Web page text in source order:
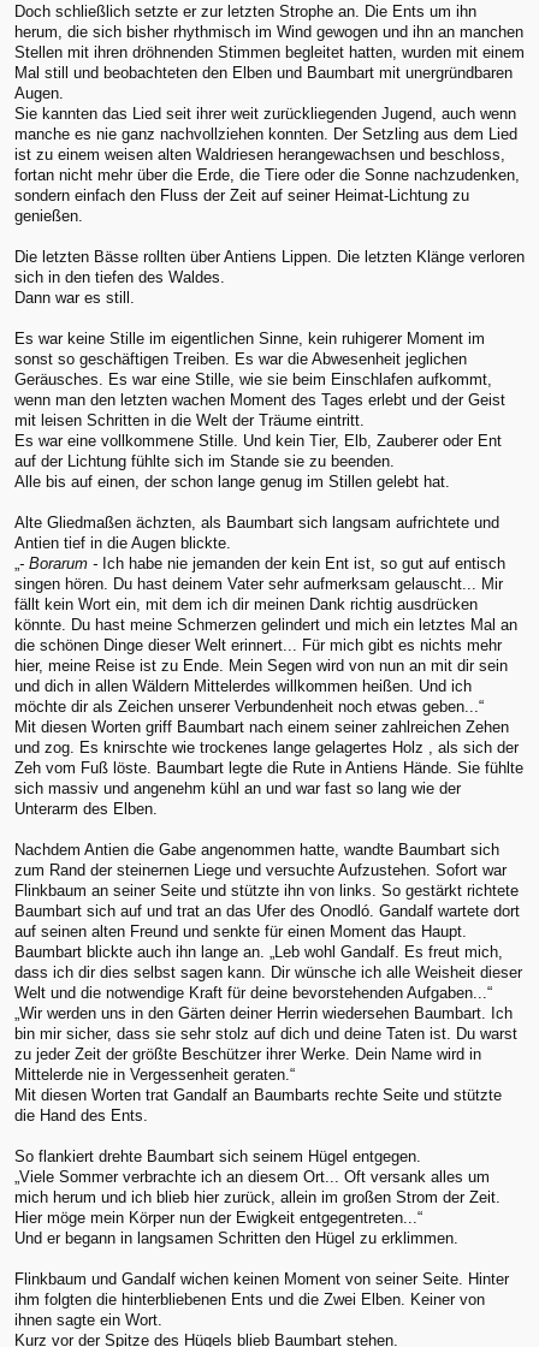
Doch schließlich setzte er zur letzten Strophe an. Die Ents um ihn
herum, die sich bisher rhythmisch im Wind gewogen und ihn an manchen
Stellen mit ihren dröhnenden Stimmen begleitet hatten, wurden mit einem
Mal still und beobachteten den Elben und Baumbart mit unergründbaren
Augen.
Sie kannten das Lied seit ihrer weit zurückliegenden Jugend, auch wenn
manche es nie ganz nachvollziehen konnten. Der Setzling aus dem Lied
ist zu einem weisen alten Waldriesen herangewachsen und beschloss,
fortan nicht mehr über die Erde, die Tiere oder die Sonne nachzudenken,
sondern einfach den Fluss der Zeit auf seiner Heimat-Lichtung zu
genießen.
Die letzten Bässe rollten über Antiens Lippen. Die letzten Klänge verloren
sich in den tiefen des Waldes.
Dann war es still.
Es war keine Stille im eigentlichen Sinne, kein ruhigerer Moment im
sonst so geschäftigen Treiben. Es war die Abwesenheit jeglichen
Geräusches. Es war eine Stille, wie sie beim Einschlafen aufkommt,
wenn man den letzten wachen Moment des Tages erlebt und der Geist
mit leisen Schritten in die Welt der Träume eintritt.
Es war eine vollkommene Stille. Und kein Tier, Elb, Zauberer oder Ent
auf der Lichtung fühlte sich im Stande sie zu beenden.
Alle bis auf einen, der schon lange genug im Stillen gelebt hat.
Alte Gliedmaßen ächzten, als Baumbart sich langsam aufrichtete und
Antien tief in die Augen blickte.
- Borarum - Ich habe nie jemanden der kein Ent ist, so gut auf entisch
singen hören. Du hast deinem Vater sehr aufmerksam gelauscht... Mir
fällt kein Wort ein, mit dem ich dir meinen Dank richtig ausdrücken
könnte. Du hast meine Schmerzen gelindert und mich ein letztes Mal an
die schönen Dinge dieser Welt erinnert... Für mich gibt es nichts mehr
hier, meine Reise ist zu Ende. Mein Segen wird von nun an mit dir sein
und dich in allen Wäldern Mittelerdes willkommen heißen. Und ich
möchte dir als Zeichen unserer Verbundenheit noch etwas geben...“
Mit diesen Worten griff Baumbart nach einem seiner zahlreichen Zehen
und zog. Es knirschte wie trockenes lange gelagertes Holz , als sich der
Zeh vom Fuß löste. Baumbart legte die Rute in Antiens Hände. Sie fühlte
sich massiv und angenehm kühl an und war fast so lang wie der
Unterarm des Elben.
Nachdem Antien die Gabe angenommen hatte, wandte Baumbart sich
zum Rand der steinernen Liege und versuchte Aufzustehen. Sofort war
Flinkbaum an seiner Seite und stützte ihn von links. So gestärkt richtete
Baumbart sich auf und trat an das Ufer des Onodló. Gandalf wartete dort
auf seinen alten Freund und senkte für einen Moment das Haupt.
Baumbart blickte auch ihn lange an. „Leb wohl Gandalf. Es freut mich,
dass ich dir dies selbst sagen kann. Dir wünsche ich alle Weisheit dieser
Welt und die notwendige Kraft für deine bevorstehenden Aufgaben...“
„Wir werden uns in den Gärten deiner Herrin wiedersehen Baumbart. Ich
bin mir sicher, dass sie sehr stolz auf dich und deine Taten ist. Du warst
zu jeder Zeit der größte Beschützer ihrer Werke. Dein Name wird in
Mittelerde nie in Vergessenheit geraten.“
Mit diesen Worten trat Gandalf an Baumbarts rechte Seite und stützte
die Hand des Ents.
So flankiert drehte Baumbart sich seinem Hügel entgegen.
„Viele Sommer verbrachte ich an diesem Ort... Oft versank alles um
mich herum und ich blieb hier zurück, allein im großen Strom der Zeit.
Hier möge mein Körper nun der Ewigkeit entgegentreten...“
Und er begann in langsamen Schritten den Hügel zu erklimmen.
Flinkbaum und Gandalf wichen keinen Moment von seiner Seite. Hinter
ihm folgten die hinterbliebenen Ents und die Zwei Elben. Keiner von
ihnen sagte ein Wort.
Kurz vor der Spitze des Hügels blieb Baumbart stehen.